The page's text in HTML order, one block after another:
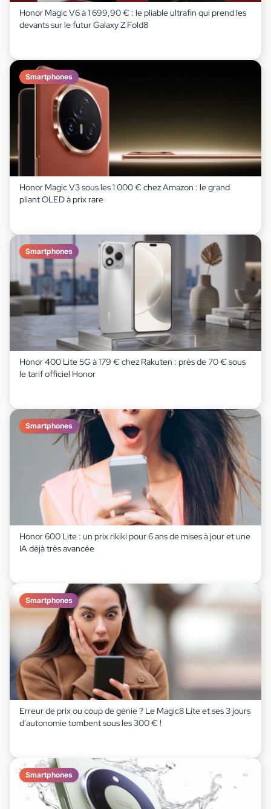
Honor Magic V6 à 1 699,90 € : le pliable ultrafin qui prend les
devants sur le futur Galaxy Z Fold8
Smartphones
Honor Magic V3 sous les 1 000 € chez Amazon : le grand
pliant OLED à prix rare
Smartphones
Honor 400 Lite 5G à 179 € chez Rakuten : près de 70 € sous
le tarif officiel Honor
Smartphones
Honor 600 Lite : un prix rikiki pour 6 ans de mises à jour et une
IA déjà très avancée
Smartphones
Erreur de prix ou coup de génie ? Le Magic8 Lite et ses 3 jours
d'autonomie tombent sous les 300 € !
Smartphones